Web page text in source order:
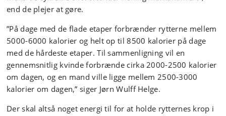
end de plejer at gøre.
”På dage med de flade etaper forbrænder rytterne mellem
5000-6000 kalorier og helt op til 8500 kalorier på dage
med de hårdeste etaper. Til sammenligning vil en
gennemsnitlig kvinde forbrænde cirka 2000-2500 kalorier
om dagen, og en mand ville ligge mellem 2500-3000
kalorier om dagen,” siger Jørn Wulff Helge.
Der skal altså noget energi til for at holde rytternes krop i